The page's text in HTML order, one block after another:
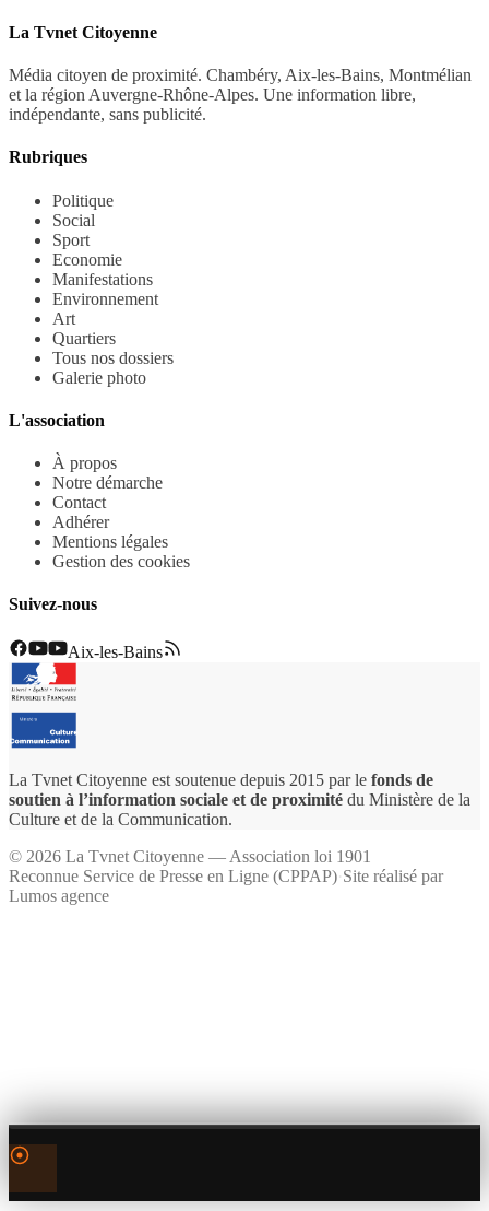
La Tvnet Citoyenne
Média citoyen de proximité. Chambéry, Aix-les-Bains, Montmélian
et la région Auvergne-Rhône-Alpes. Une information libre,
indépendante, sans publicité.
Rubriques
Politique
Social
Sport
Economie
Manifestations
Environnement
Art
Quartiers
Tous nos dossiers
Galerie photo
L'association
À propos
Notre démarche
Contact
Adhérer
Mentions légales
Gestion des cookies
Suivez-nous
Aix-les-Bains
La Tvnet Citoyenne est soutenue depuis 2015 par le fonds de
soutien à l’information sociale et de proximité du Ministère de la
Culture et de la Communication.
© 2026 La Tvnet Citoyenne — Association loi 1901
Reconnue Service de Presse en Ligne (CPPAP)·Site réalisé par
Lumos agence